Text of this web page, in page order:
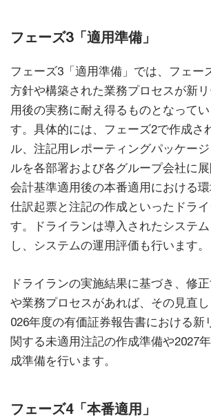
フェーズ3「適用準備」
フェーズ3「適用準備」では、フェー
方針や構築された業務プロセスが新
用後の実務に耐え得るものとなって
す。具体的には、フェーズ2で作成さ
ル、注記用レポーティングパッケー
ルを各部署および各グループ会社に
会計基準適用後の本番適用における
仕訳起票と注記の作成といったドラ
す。ドライランは導入されたシステ
し、システムの運用評価も行います。
ドライランの実施結果に基づき、修
や業務プロセスがあれば、その見直
026年度の有価証券報告書における新
関する未適用注記の作成準備や2027
成準備を行います。
フェーズ4「本番適用」